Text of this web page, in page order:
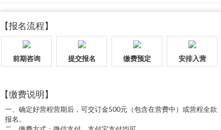
【报名流程】
前期咨询 提交报名 缴费预定 安排入营
【缴费说明】
一、确定好营程营期后，可交订金500元（包含在营费中）或营程全款
报名。